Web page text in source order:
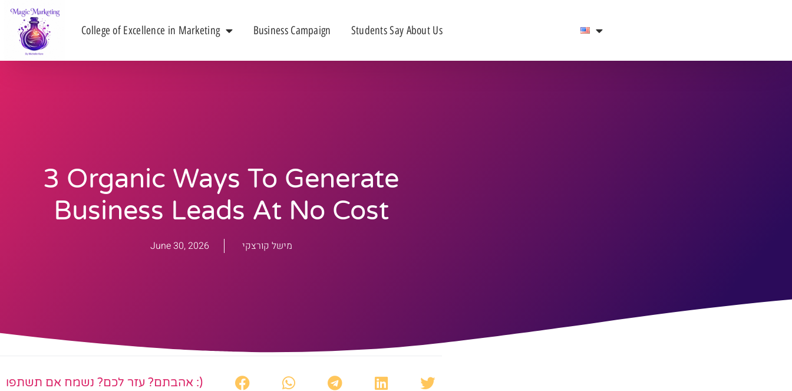
College of Excellence in Marketing Business Campaign Students Say About Us
3 Organic Ways To Generate
Business Leads At No Cost
June 30, 2026 מישל קורצקי
אהבתם? עזר לכם? נשמח אם תשתפו :)